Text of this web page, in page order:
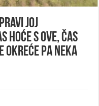
joj
hoće s ove, čas
okreće pa neka